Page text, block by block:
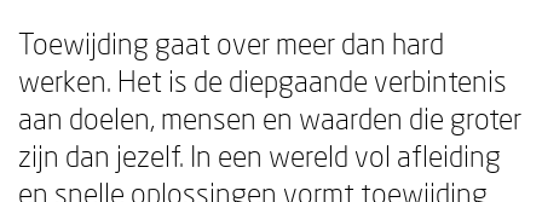
Toewijding gaat over meer dan hard
werken. Het is de diepgaande verbintenis
aan doelen, mensen en waarden die groter
zijn dan jezelf. In een wereld vol afleiding
en snelle oplossingen vormt toewijding